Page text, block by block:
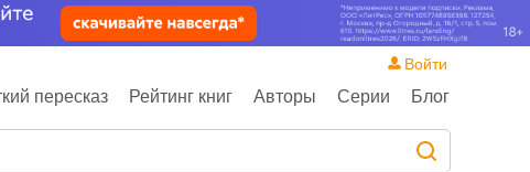
пересказ Рейтинг книг Авторы Серии Блог
Войти